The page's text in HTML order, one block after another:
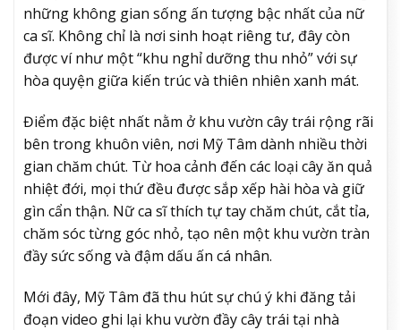
những không gian sống ấn tượng bậc nhất của nữ
ca sĩ. Không chỉ là nơi sinh hoạt riêng tư, đây còn
được ví như một “khu nghỉ dưỡng thu nhỏ” với sự
hòa quyện giữa kiến trúc và thiên nhiên xanh mát.
Điểm đặc biệt nhất nằm ở khu vườn cây trái rộng rãi
bên trong khuôn viên, nơi Mỹ Tâm dành nhiều thời
gian chăm chút. Từ hoa cảnh đến các loại cây ăn quả
nhiệt đới, mọi thứ đều được sắp xếp hài hòa và giữ
gìn cẩn thận. Nữ ca sĩ thích tự tay chăm chút, cắt tỉa,
chăm sóc từng góc nhỏ, tạo nên một khu vườn tràn
đầy sức sống và đậm dấu ấn cá nhân.
Mới đây, Mỹ Tâm đã thu hút sự chú ý khi đăng tải
đoạn video ghi lại khu vườn đầy cây trái tại nhà